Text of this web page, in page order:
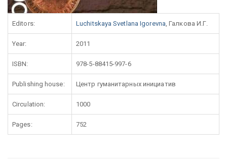
Editors: Luchitskaya Svetlana Igorevna , Галкова И.Г.
Year: 2011
ISBN: 978-5-88415-997-6
Publishing house: Центр гуманитарных инициатив
Circulation: 1000
Pages: 752